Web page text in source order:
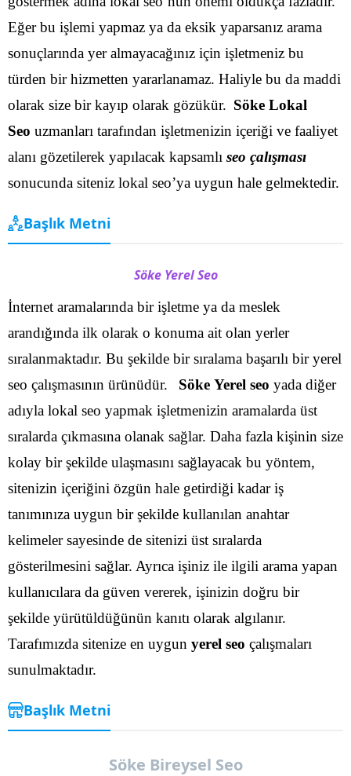
Eğer bu işlemi yapmaz ya da eksik yaparsanız arama
sonuçlarında yer almayacağınız için işletmeniz bu
türden bir hizmetten yararlanamaz. Haliyle bu da maddi
olarak size bir kayıp olarak gözükür. Söke Lokal
Seo uzmanları tarafından işletmenizin içeriği ve faaliyet
alanı gözetilerek yapılacak kapsamlı seo çalışması
sonucunda siteniz lokal seo’ya uygun hale gelmektedir.
Başlık Metni
Söke Yerel Seo
İnternet aramalarında bir işletme ya da meslek
arandığında ilk olarak o konuma ait olan yerler
sıralanmaktadır. Bu şekilde bir sıralama başarılı bir yerel
seo çalışmasının ürünüdür.
Söke Yerel seo yada diğer
adıyla lokal seo yapmak işletmenizin aramalarda üst
sıralarda çıkmasına olanak sağlar. Daha fazla kişinin size
kolay bir şekilde ulaşmasını sağlayacak bu yöntem,
sitenizin içeriğini özgün hale getirdiği kadar iş
tanımınıza uygun bir şekilde kullanılan anahtar
kelimeler sayesinde de sitenizi üst sıralarda
gösterilmesini sağlar. Ayrıca işiniz ile ilgili arama yapan
kullanıcılara da güven vererek, işinizin doğru bir
şekilde yürütüldüğünün kanıtı olarak algılanır.
Tarafımızda sitenize en uygun yerel seo çalışmaları
sunulmaktadır.
Başlık Metni
Söke Bireysel Seo